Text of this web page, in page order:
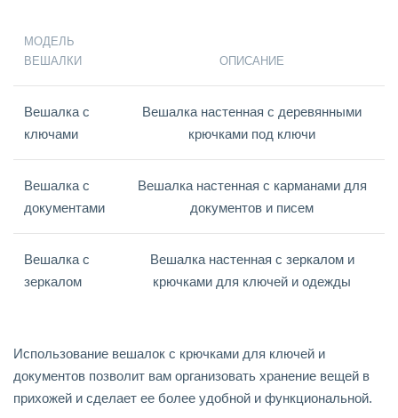
МОДЕЛЬ
ВЕШАЛКИ
ОПИСАНИЕ
Вешалка с
ключами
Вешалка настенная с деревянными
крючками под ключи
Вешалка с
документами
Вешалка настенная с карманами для
документов и писем
Вешалка с
зеркалом
Вешалка настенная с зеркалом и
крючками для ключей и одежды
Использование вешалок с крючками для ключей и
документов позволит вам организовать хранение вещей в
прихожей и сделает ее более удобной и функциональной.